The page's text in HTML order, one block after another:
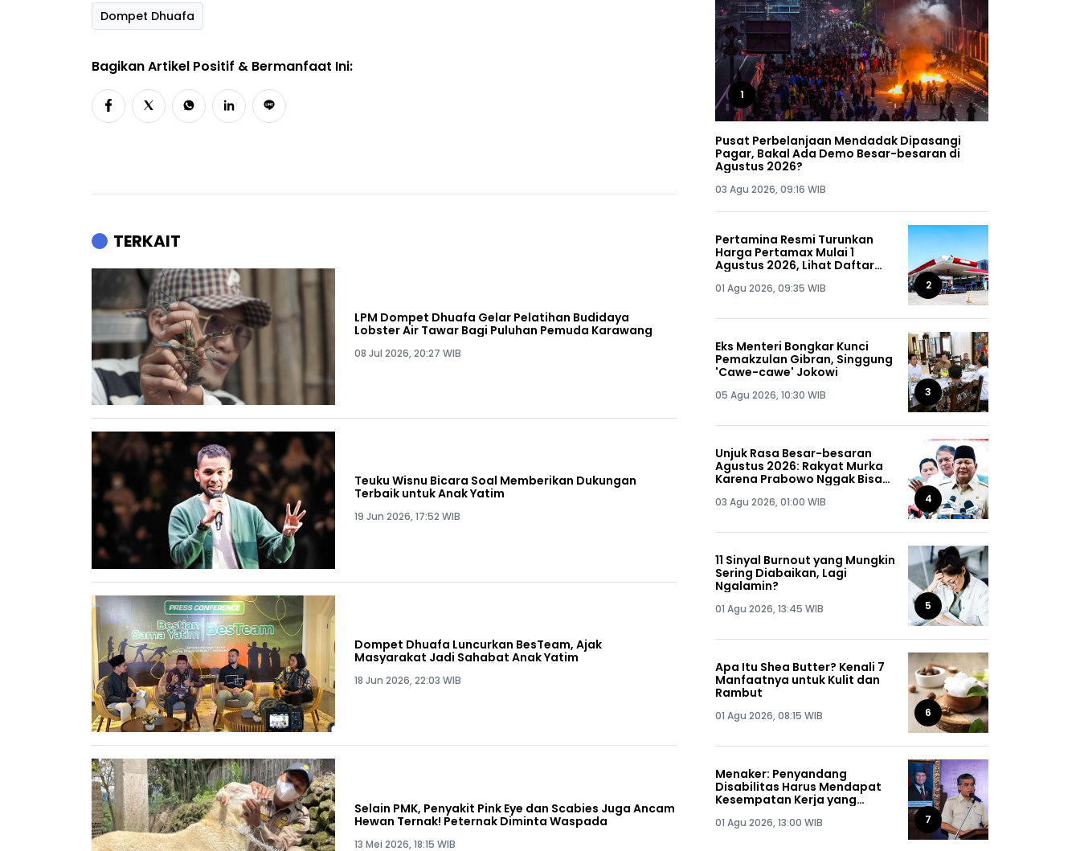
Dompet Dhuafa
Bagikan Artikel Positif & Bermanfaat Ini:
TERKAIT
LPM Dompet Dhuafa Gelar Pelatihan Budidaya
Lobster Air Tawar Bagi Puluhan Pemuda Karawang
08 Jul 2026, 20:27 WIB
Teuku Wisnu Bicara Soal Memberikan Dukungan
Terbaik untuk Anak Yatim
19 Jun 2026, 17:52 WIB
Dompet Dhuafa Luncurkan BesTeam, Ajak
Masyarakat Jadi Sahabat Anak Yatim
18 Jun 2026, 22:03 WIB
Selain PMK, Penyakit Pink Eye dan Scabies Juga Ancam
Hewan Ternak! Peternak Diminta Waspada
13 Mei 2026, 18:15 WIB
1
Pusat Perbelanjaan Mendadak Dipasangi
Pagar, Bakal Ada Demo Besar-besaran di
Agustus 2026?
03 Agu 2026, 09:16 WIB
Pertamina Resmi Turunkan
Harga Pertamax Mulai 1
Agustus 2026, Lihat Daftar
01 Agu 2026, 09:35 WIB 2
Eks Menteri Bongkar Kunci
Pemakzulan Gibran, Singgung
'Cawe-cawe' Jokowi
05 Agu 2026, 10:30 WIB 3
Unjuk Rasa Besar-besaran
Agustus 2026: Rakyat Murka
Karena Prabowo Nggak Bisa
03 Agu 2026, 01:00 WIB 4
11 Sinyal Burnout yang Mungkin
Sering Diabaikan, Lagi
Ngalamin?
01 Agu 2026, 13:45 WIB 5
Apa Itu Shea Butter? Kenali 7
Manfaatnya untuk Kulit dan
Rambut
01 Agu 2026, 08:15 WIB 6
Menaker: Penyandang
Disabilitas Harus Mendapat
Kesempatan Kerja yang
01 Agu 2026, 13:00 WIB 7